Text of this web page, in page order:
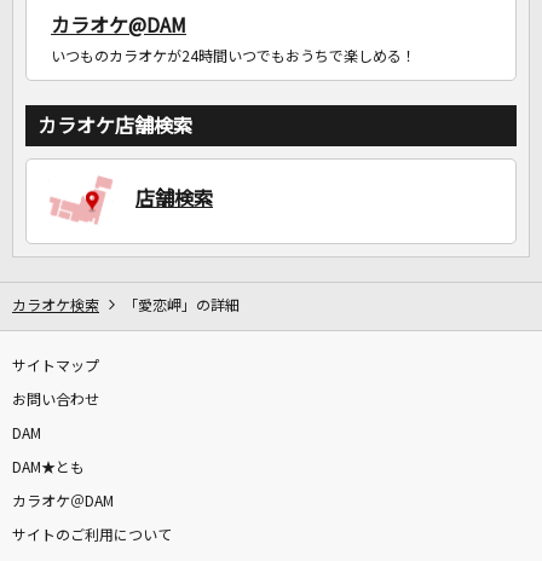
カラオケ@DAM
いつものカラオケが24時間いつでもおうちで楽しめる！
カラオケ店舗検索
店舗検索
カラオケ検索 「愛恋岬」の詳細
サイトマップ
お問い合わせ
DAM
DAM★とも
カラオケ＠DAM
サイトのご利用について